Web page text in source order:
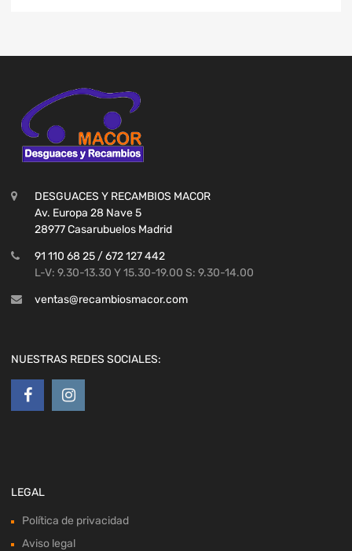
DESGUACES Y RECAMBIOS MACOR
Av. Europa 28 Nave 5
28977 Casarubuelos Madrid
91 110 68 25 / 672 127 442
L-V: 9.30-13.30 Y 15.30-19.00 S: 9.30-14.00
ventas@recambiosmacor.com
NUESTRAS REDES SOCIALES:
LEGAL
Política de privacidad
Aviso legal